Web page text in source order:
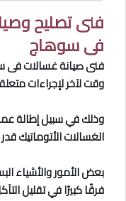
فنى تصليح
فى سوهاج
فنى صيانة غسالات
وقت لآخر لإجراءات
وذلك في سبيل إطالة
الغسالات الأتوماتيك
بعض الأمور والأشياء
فرقًا كبيرًا في تقليل